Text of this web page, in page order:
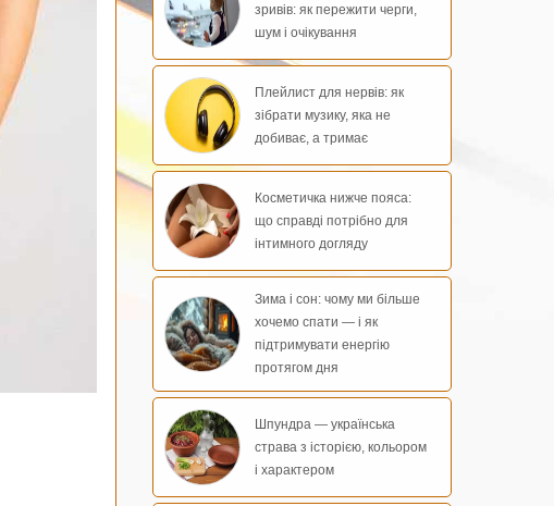
зривів: як пережити черги,
шум і очікування
Плейлист для нервів: як
зібрати музику, яка не
добиває, а тримає
Косметичка нижче пояса:
що справді потрібно для
інтимного догляду
Зима і сон: чому ми більше
хочемо спати — і як
підтримувати енергію
протягом дня
Шпундра — українська
страва з історією, кольором
і характером